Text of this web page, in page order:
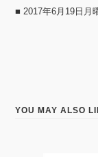
■ 2017年6月19日月
YOU MAY ALSO